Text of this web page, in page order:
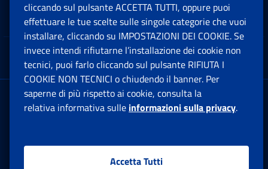
Note Legali
App mobile
Sede Legale : Via Ciro il Grande, 21
00144 Roma
cliccando sul pulsante ACCETTA TUTTI, oppure puoi
effettuare le tue scelte sulle singole categorie che vuoi
installare, cliccando su IMPOSTAZIONI DEI COOKIE. Se
invece intendi rifiutarne l’installazione dei cookie non
tecnici, puoi farlo cliccando sul pulsante RIFIUTA I
COOKIE NON TECNICI o chiudendo il banner. Per
saperne di più rispetto ai cookie, consulta la
relativa informativa sulle informazioni sulla privacy.
Accetta Tutti